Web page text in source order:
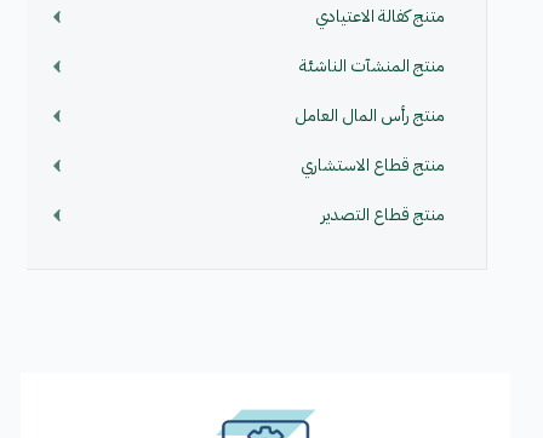
متنج كفالة الاعتيادي
منتج المنشآت الناشئة
منتج رأس المال العامل
منتج قطاع الاستشاري
منتج قطاع التصدير